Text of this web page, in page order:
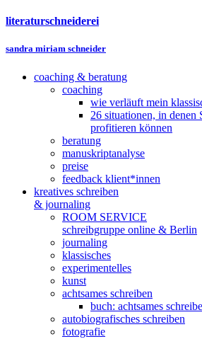
literaturschneiderei
sandra miriam schneider
coaching & beratung
coaching
wie verläuft mein
26 situationen, in denen
profitieren können
beratung
manuskriptanalyse
preise
feedback klient*innen
kreatives schreiben
& journaling
ROOM SERVICE
schreibgruppe online & Berlin
journaling
klassisches
experimentelles
kunst
achtsames schreiben
buch: achtsames
autobiografisches schreiben
fotografie